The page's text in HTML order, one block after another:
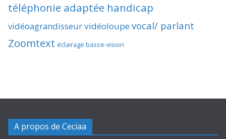
téléphonie adaptée handicap
vidéoagrandisseurvidéoloupevocal/ parlant
Zoomtext éclairage basse-vision
A propos de Ceciaa